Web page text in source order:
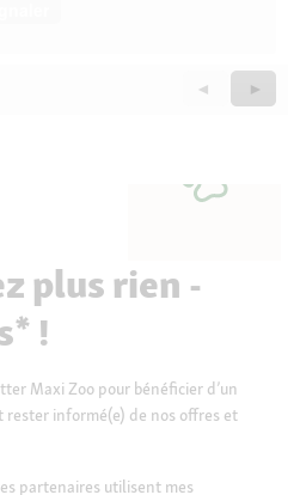
Précédent
Questions
◄ ►
plus rien -
!
Maxi Zoo pour bénéficier d’un
rester informé(e) de nos offres et
partenaires utilisent mes